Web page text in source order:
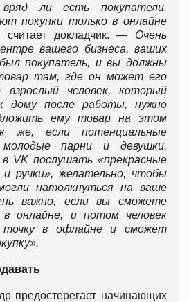
ли есть покупатели,
покупки только в онлайне
считает докладчик. — Очень
вашего бизнеса, ваших
был покупатель, и вы должны
там, где он может его
человек, который
дому после работы, нужно
ему товар на этом
же, если потенциальные
парни и девушки,
VK послушать «прекрасные
ручки», желательно, чтобы
натолкнуться на ваше
важно, если вы сможете
в онлайне, и потом человек
в офлайне и сможет
предостерегает начинающих